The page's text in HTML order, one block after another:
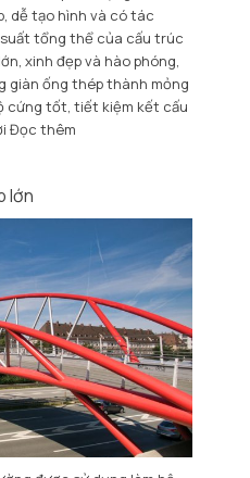
dễ tạo hình và có tác
tổng thể của cấu trúc
xinh đẹp và hào phóng,
giàn ống thép thành mỏng
cứng tốt, tiết kiệm kết cấu
Đọc thêm
lớn